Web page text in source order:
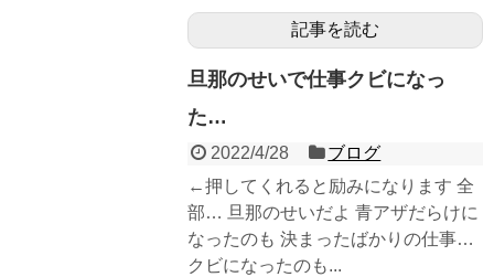
記事を読む
旦那のせいで仕事クビになっ
た…
2022/4/28
ブログ
←押してくれると励みになります 全
部… 旦那のせいだよ 青アザだらけに
なったのも 決まったばかりの仕事…
クビになったのも...